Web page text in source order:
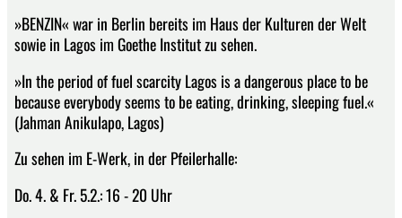
»BENZIN« war in Berlin bereits im Haus der Kulturen der Welt
sowie in Lagos im Goethe Institut zu sehen.
»In the period of fuel scarcity Lagos is a dangerous place to be
because everybody seems to be eating, drinking, sleeping fuel.«
(Jahman Anikulapo, Lagos)
Zu sehen im E-Werk, in der Pfeilerhalle:
Do. 4. & Fr. 5.2.: 16 - 20 Uhr